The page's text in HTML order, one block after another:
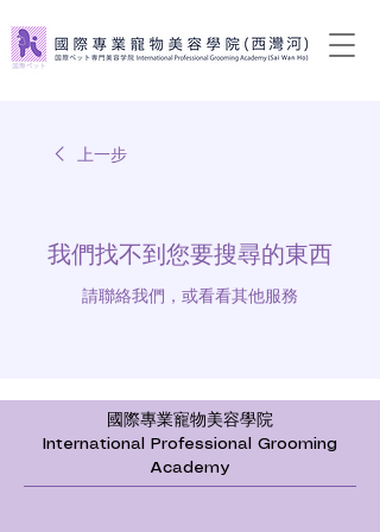
上一步
我們找不到您要搜尋的東西
請聯絡我們，或看看其他服務
國際專業寵物美容學院
​International Professional Grooming
Academy